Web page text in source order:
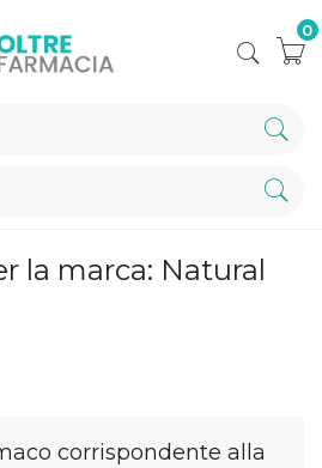
0
Natural Beauty
la marca: Natural
corrispondente alla